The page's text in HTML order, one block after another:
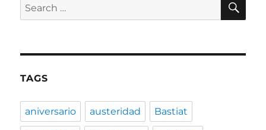
Search
for:
TAGS
aniversario austeridad Bastiat